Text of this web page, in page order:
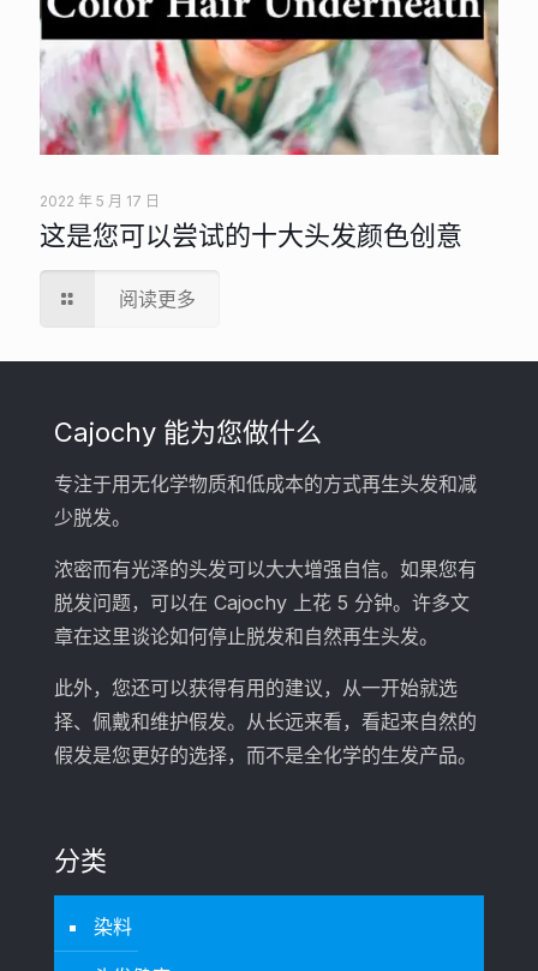
2022 年 5 月 17 日
这是您可以尝试的十大头发颜色创意
阅读更多
Cajochy 能为您做什么
专注于用无化学物质和低成本的方式再生头发和减
少脱发。
浓密而有光泽的头发可以大大增强自信。如果您有
脱发问题，可以在 Cajochy 上花 5 分钟。许多文
章在这里谈论如何停止脱发和自然再生头发。
此外，您还可以获得有用的建议，从一开始就选
择、佩戴和维护假发。从长远来看，看起来自然的
假发是您更好的选择，而不是全化学的生发产品。
分类
染料